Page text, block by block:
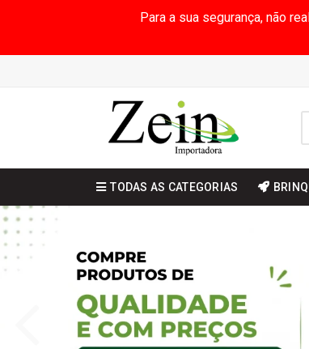
Para a sua segurança, não
TODAS AS CATEGORIAS